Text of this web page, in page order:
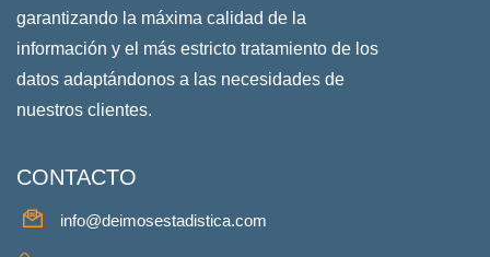
garantizando la máxima calidad de la
información y el más estricto tratamiento de los
datos adaptándonos a las necesidades de
nuestros clientes.
CONTACTO
info@deimosestadistica.com